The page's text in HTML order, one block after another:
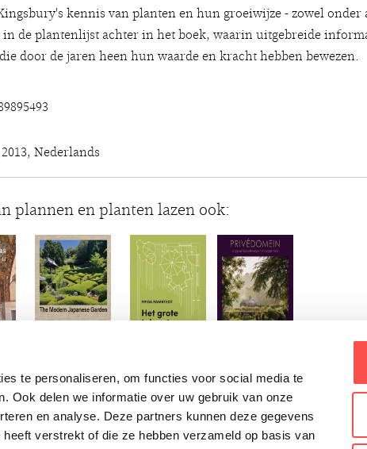
te personaliseren, om functies voor social media te
Ook delen we informatie over uw gebruik van onze
en analyse. Deze partners kunnen deze gegevens
verstrekt of die ze hebben verzameld op basis van
kennis van planten en hun groeiwijze - zowel onder
in de plantenlijst achter in het boek, waarin uitgebreide
door de jaren heen hun waarde en kracht hebben bewezen.
Nederlands
plannen en planten lazen ook: